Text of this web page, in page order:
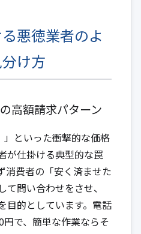
悪徳業者のよ
け方
高額請求パターン
」といった衝撃的な価格
が仕掛ける典型的な罠
消費者の「安く済ませた
問い合わせをさせ、
目的としています。電話
で、簡単な作業ならそ